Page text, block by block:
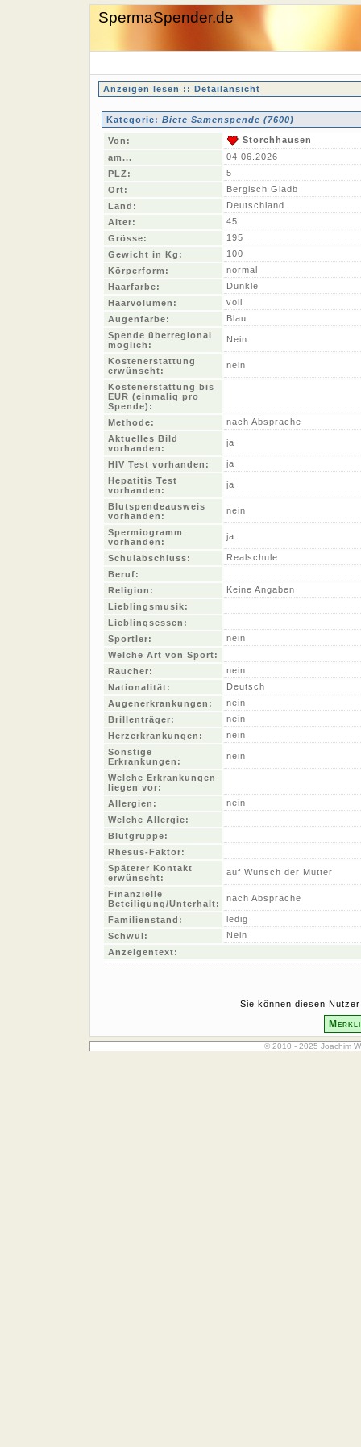
SpermaSpender.de
Anzeigen lesen :: Detailansicht
Kategorie: Biete Samenspende (7600)
Von:
Storchhausen
am...
04.06.2026
PLZ:
5
Ort:
Bergisch Gladb
Land:
Deutschland
Alter:
45
Grösse:
195
Gewicht in Kg:
100
Körperform:
normal
Haarfarbe:
Dunkle
Haarvolumen:
voll
Augenfarbe:
Blau
Spende überregional
möglich:
Nein
Kostenerstattung
erwünscht:
nein
Kostenerstattung bis
EUR (einmalig pro
Spende):
Methode:
nach Absprache
Aktuelles Bild
vorhanden:
ja
HIV Test vorhanden:
ja
Hepatitis Test
vorhanden:
ja
Blutspendeausweis
vorhanden:
nein
Spermiogramm
vorhanden:
ja
Schulabschluss:
Realschule
Beruf:
Religion:
Keine Angaben
Lieblingsmusik:
Lieblingsessen:
Sportler:
nein
Welche Art von Sport:
Raucher:
nein
Nationalität:
Deutsch
Augenerkrankungen:
nein
Brillenträger:
nein
Herzerkrankungen:
nein
Sonstige
Erkrankungen:
nein
Welche Erkrankungen
liegen vor:
Allergien:
nein
Welche Allergie:
Blutgruppe:
Rhesus-Faktor:
Späterer Kontakt
erwünscht:
auf Wunsch der Mutter
Finanzielle
Beteiligung/Unterhalt:
nach Absprache
Familienstand:
ledig
Schwul:
Nein
Anzeigentext:
Sie können diesen
© 2010 - 2025 Joachim